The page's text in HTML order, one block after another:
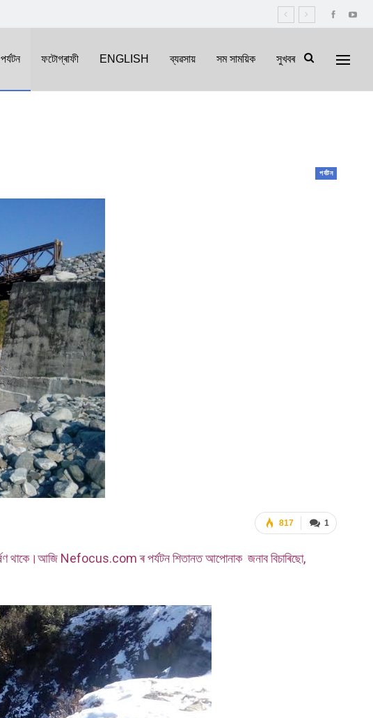
পৰ্যটন ফটোগ্ৰাফী ENGLISH ব্যৱসায় সম সাময়িক সুখবৰ
পৰ্যটন
1
817
থাকে।আজি Nefocus.com ৰ পৰ্যটন শিতানত আপোনাক জনাব বিচাৰিছো,